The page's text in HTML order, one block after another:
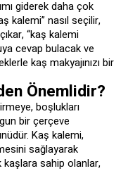
giderek daha çok
kalemi” nasıl seçilir,
“kaş kalemi
cevap bulacak ve
kaş makyajınızı bir
Önemlidir?
boşlukları
bir çerçeve
Kaş kalemi,
sağlayarak
kaşlara sahip olanlar,